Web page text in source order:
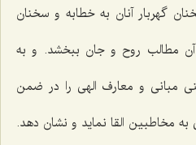
گهربار آنان به خطابه و سخنان
مطالب روح و جان ببخشد. و به
مبانی و معارف الهی را در ضمن
به مخاطبین القا نماید و نشان دهد.